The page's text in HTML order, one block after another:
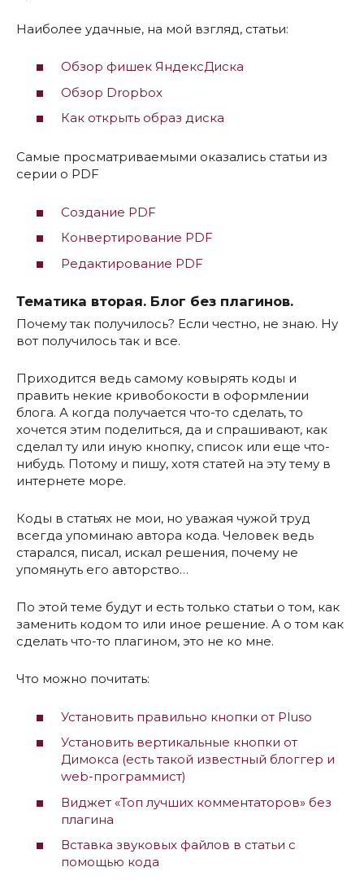
Наиболее удачные, на мой взгляд, статьи:
Обзор фишек ЯндексДиска
Обзор Dropbox
Как открыть образ диска
Самые просматриваемыми оказались статьи из
серии о PDF
Создание PDF
Конвертирование PDF
Редактирование PDF
Тематика вторая. Блог без плагинов.
Почему так получилось? Если честно, не знаю. Ну
вот получилось так и все.
Приходится ведь самому ковырять коды и
править некие кривобокости в оформлении
блога. А когда получается что-то сделать, то
хочется этим поделиться, да и спрашивают, как
сделал ту или иную кнопку, список или еще что-
нибудь. Потому и пишу, хотя статей на эту тему в
интернете море.
Коды в статьях не мои, но уважая чужой труд
всегда упоминаю автора кода. Человек ведь
старался, писал, искал решения, почему не
упомянуть его авторство…
По этой теме будут и есть только статьи о том, как
заменить кодом то или иное решение. А о том как
сделать что-то плагином, это не ко мне.
Что можно почитать:
Установить правильно кнопки от Pluso
Установить вертикальные кнопки от
Димокса (есть такой известный блоггер и
web-программист)
Виджет «Топ лучших комментаторов» без
плагина
Вставка звуковых файлов в статьи с
помощью кода